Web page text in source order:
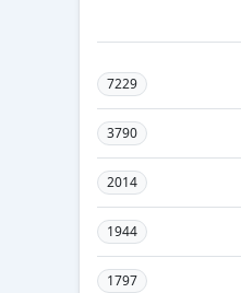
7229
3790
2014
1944
1797